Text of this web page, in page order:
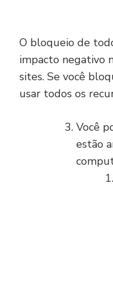
O bloqueio de
impacto negativo
sites. Se você
usar todos os
Você
estão